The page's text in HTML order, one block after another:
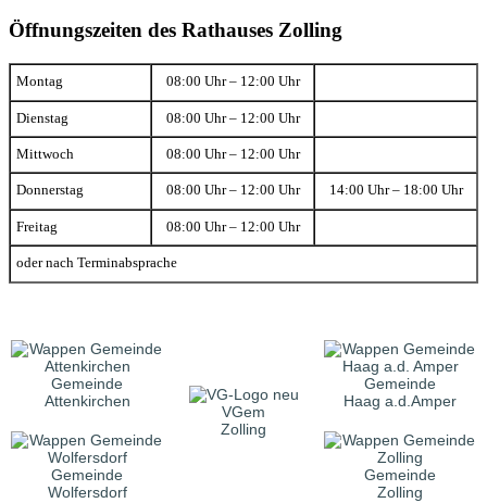
Öffnungszeiten des Rathauses Zolling
Montag 08:00 Uhr – 12:00 Uhr
Dienstag 08:00 Uhr – 12:00 Uhr
Mittwoch 08:00 Uhr – 12:00 Uhr
Donnerstag 08:00 Uhr – 12:00 Uhr 14:00 Uhr – 18:00 Uhr
Freitag 08:00 Uhr – 12:00 Uhr
oder nach Terminabsprache
Gemeinde
Attenkirchen
VGem
Zolling
Gemeinde
Haag a.d.Amper
Gemeinde
Wolfersdorf
Gemeinde
Zolling